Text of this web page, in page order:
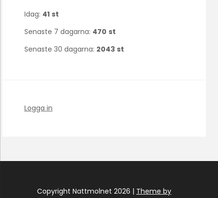
Idag: 41 st
Senaste 7 dagarna: 470 st
Senaste 30 dagarna: 2043 st
Logga in
Copyright Nattmolnet 2026 | Theme by